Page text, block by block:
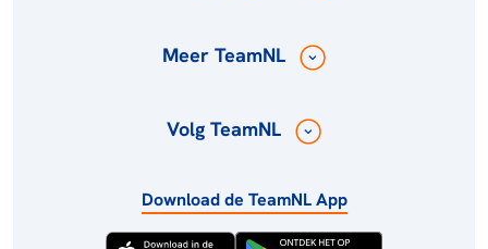
Meer TeamNL
Volg TeamNL
Download de TeamNL App